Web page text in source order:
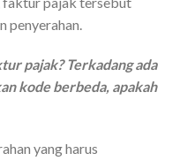
penyerahan.
pajak? Terkadang ada
kode berbeda, apakah
yang harus